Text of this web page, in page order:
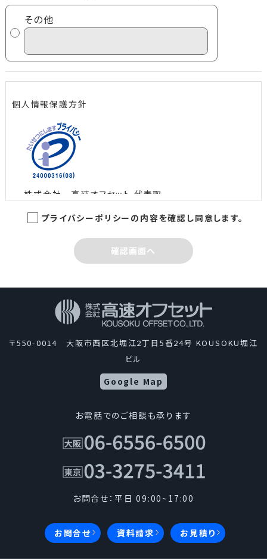
その他
個人情報保護方針
株式会社 高速オフセット 代表取
締役社長 島田 智
制定日：2005年3月1日
最終改定日：2022年6月10日
テンツを制作して、情報文化の一翼を担っているという
自覚のもとに、業務として取扱う個人情報を適切に管
理し、保護するため、次の通り「個人情報保護方針」を
定めます。当社はこの方針を全役員、全従業者に周知
徹底させて、実行、改善、維持します。
当社は、適法かつ公正な手段によって個人情報を取得
2.個人情報の利用について
1.当社は、事業の内容及び規模を考慮し、個人情報
を取得の際に示した利用目的の範囲内で、業務
プライバシーポリシーの内容を確認し同意します。
確認画面へ
〒550-0014 大阪市西区北堀江2丁目5番24号 KOUSOKU堀江
ビル
Google Map
お電話でのご相談も承ります
お問合せ：平日 09:00~17:00
お問合せ 資料請求 お見積り